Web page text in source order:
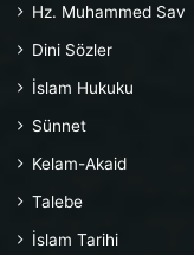
Hz. Muhammed Sav
Dini Sözler
İslam Hukuku
Sünnet
Kelam-Akaid
Talebe
İslam Tarihi